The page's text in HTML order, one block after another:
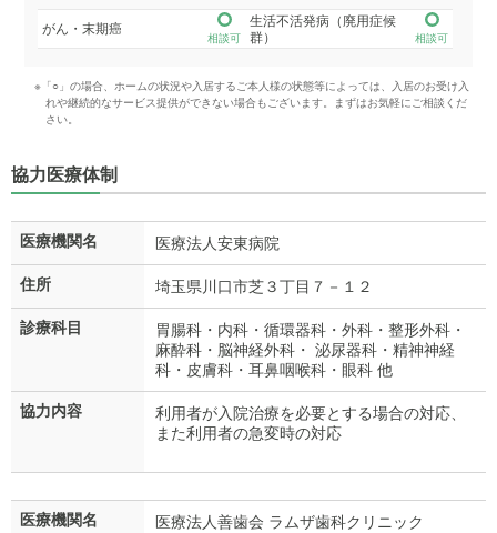
がん・末期癌
相談可
生活不活発病（廃用症候
群）
相談可
※「○」の場合、ホームの状況や入居するご本人様の状態等によっては、入居のお受け入
れや継続的なサービス提供ができない場合もございます。まずはお気軽にご相談くだ
さい。
協力医療体制
医療機関名 医療法人安東病院
住所 埼玉県川口市芝３丁目７－１２
診療科目
胃腸科・内科・循環器科・外科・整形外科・
麻酔科・脳神経外科・ 泌尿器科・精神神経
科・皮膚科・耳鼻咽喉科・眼科 他
協力内容
利用者が入院治療を必要とする場合の対応、
また利用者の急変時の対応
医療機関名 医療法人善歯会 ラムザ歯科クリニック